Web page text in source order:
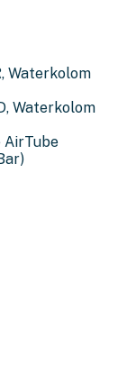
Waterkolom
Waterkolom
AirTube